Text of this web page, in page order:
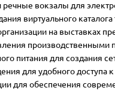
вокзалы для
виртуального
на выставках
производственными
питания для создания
для удобного доступа
для обеспечения